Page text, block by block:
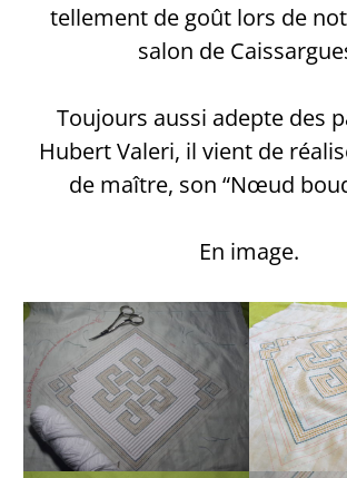
tellement de goût lors de
salon de
Toujours aussi adepte des
Hubert Valeri, il vient de
de maître, son “Nœud
En image.